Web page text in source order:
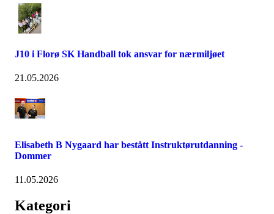
J10 i Florø SK Handball tok ansvar for nærmiljøet
21.05.2026
Elisabeth B Nygaard har bestått Instruktørutdanning -
Dommer
11.05.2026
Kategori